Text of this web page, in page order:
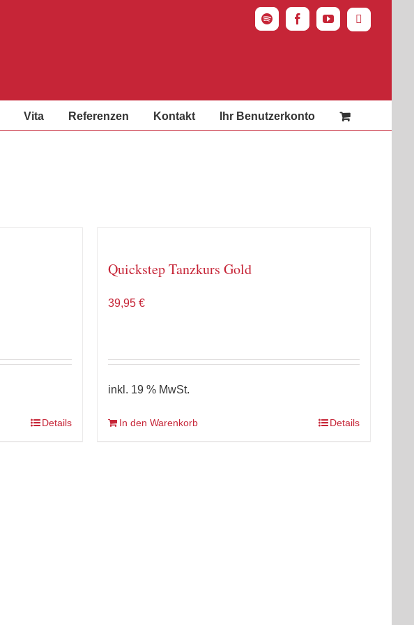
SpotifyFacebookYouTubeInstagram
Vita Referenzen Kontakt Ihr Benutzerkonto
Details
Quickstep Tanzkurs Gold
39,95 €
inkl. 19 % MwSt.
In den Warenkorb Details